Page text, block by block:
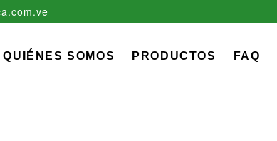
EDS, C.A.
QUIÉNES SOMOS PRODUCTOS FAQ